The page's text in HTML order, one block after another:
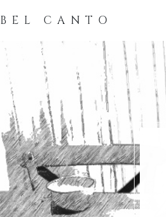
BEL CANTO